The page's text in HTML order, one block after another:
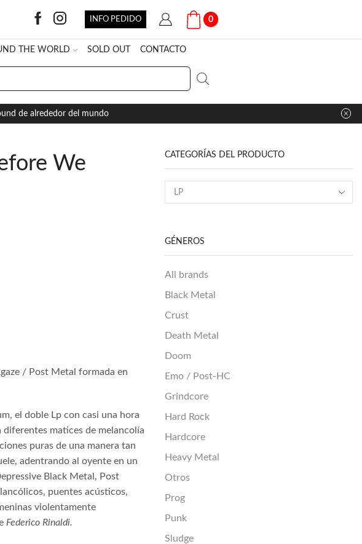
INFO PEDIDO 0
THE WORLD SOLD OUT CONTACTO
de alrededor del mundo
We
/ Post Metal formada en
el doble Lp con casi una hora
matices de melancolía
puras de una manera tan
adentrando al oyente en un
Black Metal, Post
puentes acústicos,
violentamente
Federico Rinaldi.
CATEGORÍAS DEL PRODUCTO
GÉNEROS
All brands
Black Metal
Crust
Death Metal
Doom
Emo / Post-HC
Grindcore
Hard Rock
Hardcore
Heavy Metal
Otros
Prog
Punk
Sludge